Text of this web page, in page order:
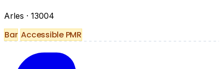
Arles · 13004
Bar Accessible PMR